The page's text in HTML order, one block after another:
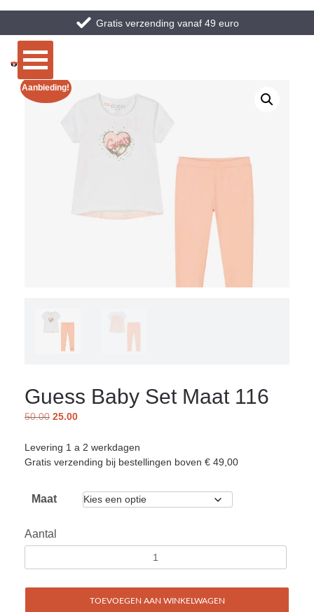
Gratis verzending vanaf 49 euro
Aanbieding!
Guess Baby Set Maat 116
50.00 25.00
Levering 1 a 2 werkdagen
Gratis verzending bij bestellingen boven € 49,00
Maat
Aantal
TOEVOEGEN AAN WINKELWAGEN